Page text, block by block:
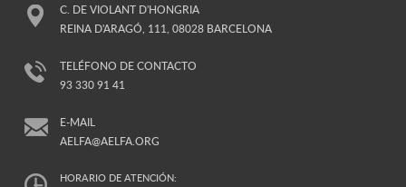
C. DE VIOLANT D'HONGRIA
REINA D'ARAGÓ, 111, 08028 BARCELONA
TELÉFONO DE CONTACTO
93 330 91 41
E-MAIL
AELFA@AELFA.ORG
HORARIO DE ATENCIÓN: